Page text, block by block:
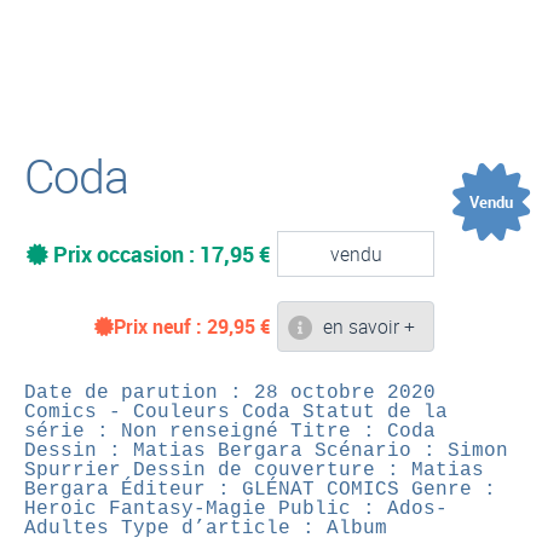
Coda Vendu
Prix occasion : 17,95 € vendu
Prix neuf : 29,95€ en savoir +
Date de parution : 28 octobre 2020
Comics - Couleurs Coda Statut de la
série : Non renseigné Titre : Coda
Dessin : Matias Bergara Scénario : Simon
Spurrier Dessin de couverture : Matias
Bergara Éditeur : GLÉNAT COMICS Genre :
Heroic Fantasy-Magie Public : Ados-
Adultes Type d’article : Album